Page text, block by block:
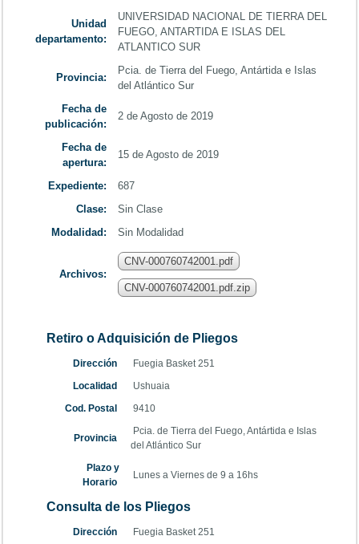
Unidad
departamento:
UNIVERSIDAD NACIONAL DE TIERRA DEL
FUEGO, ANTARTIDA E ISLAS DEL
ATLANTICO SUR
Provincia:
Pcia. de Tierra del Fuego, Antártida e Islas
del Atlántico Sur
Fecha de
publicación:
2 de Agosto de 2019
Fecha de
apertura:
15 de Agosto de 2019
Expediente:
687
Clase:
Sin Clase
Modalidad:
Sin Modalidad
Archivos:
CNV-000760742001.pdf
CNV-000760742001.pdf.zip
Retiro o Adquisición de Pliegos
Dirección
Fuegia Basket 251
Localidad
Ushuaia
Cod. Postal
9410
Provincia
Pcia. de Tierra del Fuego, Antártida e Islas
del Atlántico Sur
Plazo y
Horario
Lunes a Viernes de 9 a 16hs
Consulta de los Pliegos
Dirección
Fuegia Basket 251